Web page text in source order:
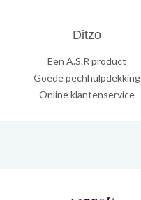
Ditzo
Een A.S.R product
Goede pechhulpdekking
Online klantenservice